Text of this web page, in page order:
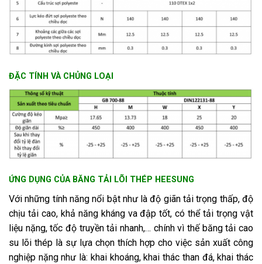
ĐẶC TÍNH VÀ CHỦNG LOẠI
ỨNG DỤNG CỦA BĂNG TẢI LÕI THÉP HEESUNG
Với những tính năng nổi bật như là độ giãn tải trọng thấp, độ
chịu tải cao, khả năng kháng va đập tốt, có thể tải trọng vật
liệu nặng, tốc độ truyền tải nhanh,… chính vì thế băng tải cao
su lõi thép là sự lựa chọn thích hợp cho việc sản xuất công
nghiệp nặng như là: khai khoáng, khai thác than đá, khai thác